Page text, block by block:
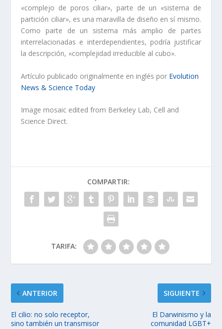
«complejo de poros ciliar», parte de un «sistema de
partición ciliar», es una maravilla de diseño en sí mismo.
Como parte de un sistema más amplio de partes
interrelacionadas e interdependientes, podría justificar
la descripción, «complejidad irreducible al cubo».
Artículo publicado originalmente en inglés por Evolution
News & Science Today
Image mosaic edited from Berkeley Lab, Cell and
Science Direct.
COMPARTIR:
TARIFA:
ANTERIOR
El cilio: no solo receptor,
sino también un transmisor
SIGUIENTE
El Darwinismo y la
comunidad LGBT+